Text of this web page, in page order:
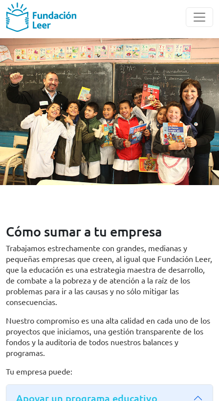
Nuestros
Socios
Cómo sumar a tu empresa
Trabajamos estrechamente con grandes, medianas y
pequeñas empresas que creen, al igual que Fundación Leer,
que la educación es una estrategia maestra de desarrollo,
de combate a la pobreza y de atención a la raíz de los
problemas para ir a las causas y no sólo mitigar las
consecuencias.
Nuestro compromiso es una alta calidad en cada uno de los
proyectos que iniciamos, una gestión transparente de los
fondos y la auditoria de todos nuestros balances y
programas.
Tu empresa puede:
Apoyar un programa educativo